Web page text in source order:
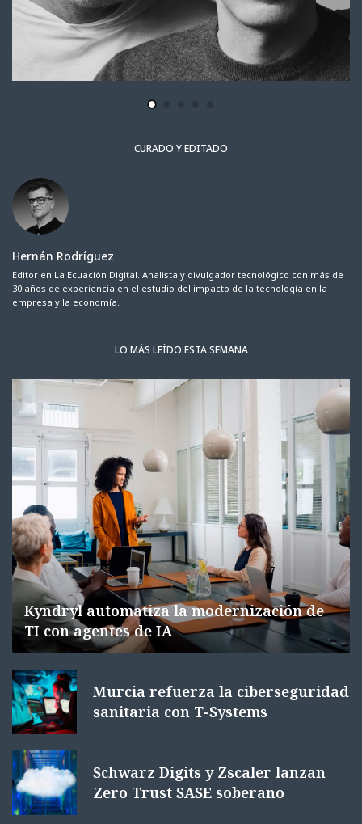
CURADO Y EDITADO
Hernán Rodríguez
Editor en La Ecuación Digital. Analista y divulgador tecnológico con más de
30 años de experiencia en el estudio del impacto de la tecnología en la
empresa y la economía.
LO MÁS LEÍDO ESTA SEMANA
Kyndryl automatiza la modernización de
TI con agentes de IA
Murcia refuerza la ciberseguridad
sanitaria con T-Systems
Schwarz Digits y Zscaler lanzan
Zero Trust SASE soberano